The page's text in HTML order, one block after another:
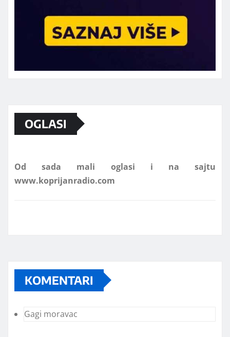
OGLASI
KOMENTARI
Gagi moravac